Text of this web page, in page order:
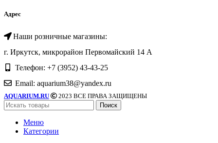
Адрес
Наши розничные магазины:
г. Иркутск, микрорайон Первомайский 14 А
Телефон: +7 (3952) 43-43-25
Email: aquarium38@yandex.ru
AQUARIUM.RU
2023 ВСЕ ПРАВА ЗАЩИЩЕНЫ
Поиск
Меню
Категории